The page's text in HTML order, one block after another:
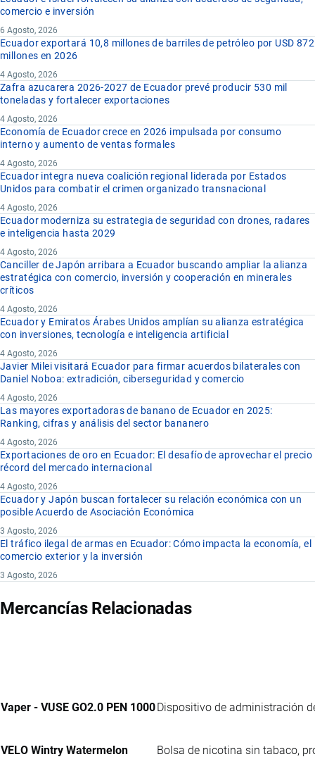
comercio e inversión
6 Agosto, 2026
Ecuador exportará 10,8 millones de barriles de petróleo por USD 872
millones en 2026
4 Agosto, 2026
Zafra azucarera 2026-2027 de Ecuador prevé producir 530 mil
toneladas y fortalecer exportaciones
4 Agosto, 2026
Economía de Ecuador crece en 2026 impulsada por consumo
interno y aumento de ventas formales
4 Agosto, 2026
Ecuador integra nueva coalición regional liderada por Estados
Unidos para combatir el crimen organizado transnacional
4 Agosto, 2026
Ecuador moderniza su estrategia de seguridad con drones, radares
e inteligencia hasta 2029
4 Agosto, 2026
Canciller de Japón arribara a Ecuador buscando ampliar la alianza
estratégica con comercio, inversión y cooperación en minerales
críticos
4 Agosto, 2026
Ecuador y Emiratos Árabes Unidos amplían su alianza estratégica
con inversiones, tecnología e inteligencia artificial
4 Agosto, 2026
Javier Milei visitará Ecuador para firmar acuerdos bilaterales con
Daniel Noboa: extradición, ciberseguridad y comercio
4 Agosto, 2026
Las mayores exportadoras de banano de Ecuador en 2025:
Ranking, cifras y análisis del sector bananero
4 Agosto, 2026
Exportaciones de oro en Ecuador: El desafío de aprovechar el precio
récord del mercado internacional
4 Agosto, 2026
Ecuador y Japón buscan fortalecer su relación económica con un
posible Acuerdo de Asociación Económica
3 Agosto, 2026
El tráfico ilegal de armas en Ecuador: Cómo impacta la economía, el
comercio exterior y la inversión
3 Agosto, 2026
Mercancías Relacionadas
Vaper - VUSE GO2.0 PEN 1000 Dispositivo de administración
VELO Wintry Watermelon Bolsa de nicotina sin tabaco,